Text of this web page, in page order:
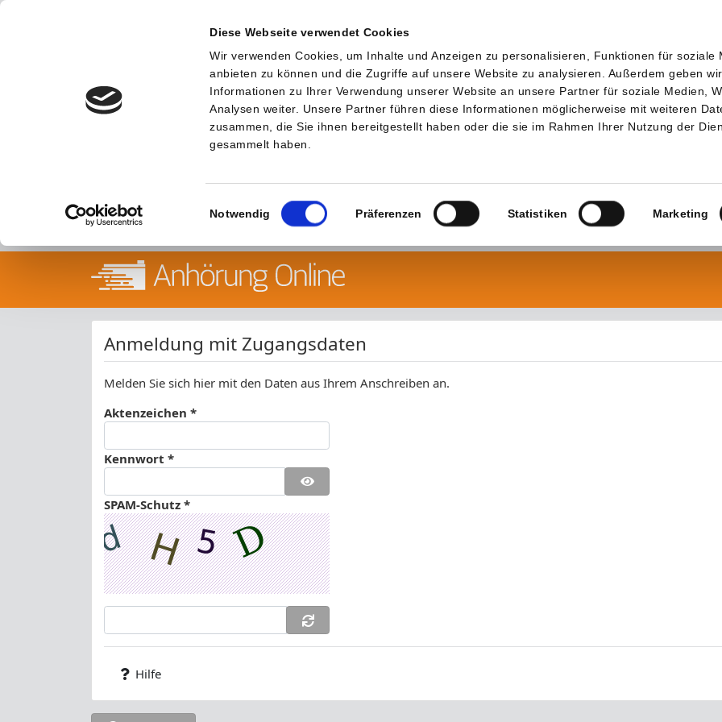
Diese Webseite verwendet Cookies
Wir verwenden Cookies, um Inhalte und Anzeigen zu personalisieren, Funktionen für soziale
anbieten zu können und die Zugriffe auf unsere Website zu analysieren. Außerdem geben wir
Informationen zu Ihrer Verwendung unserer Website an unsere Partner für soziale Medien,
Analysen weiter. Unsere Partner führen diese Informationen möglicherweise mit weiteren
zusammen, die Sie ihnen bereitgestellt haben oder die sie im Rahmen Ihrer Nutzung der
gesammelt haben.
Einwilligungsauswahl
Notwendig Präferenzen Statistiken Marketing
Anmeldung mit Zugangsdaten
Melden Sie sich hier mit den Daten aus Ihrem Anschreiben an.
Aktenzeichen *
Kennwort *
SPAM-Schutz *
Hilfe